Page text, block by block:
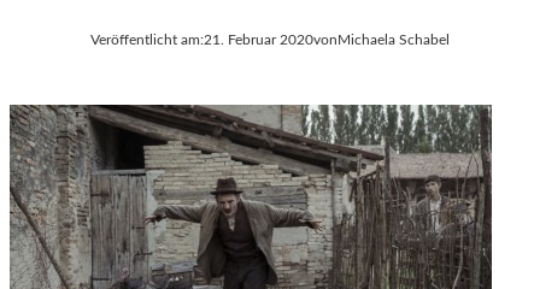
Veröffentlicht am:21. Februar 2020vonMichaela Schabel